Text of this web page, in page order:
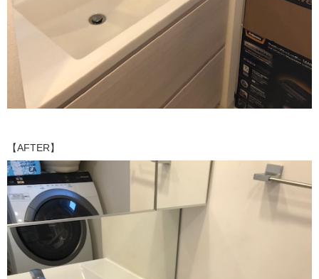
【AFTER】